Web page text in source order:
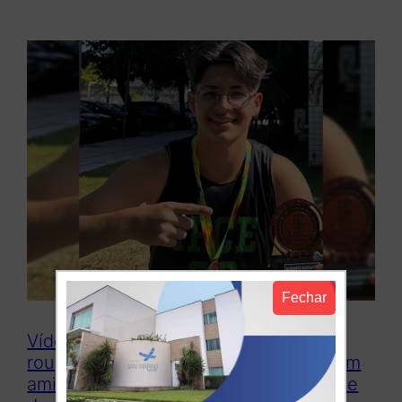
Fechar
Vídeo: “Ele chegou em casa pegando
roupas e cobertor para um amigo, e um
amigo era morador de rua”, lembra mãe